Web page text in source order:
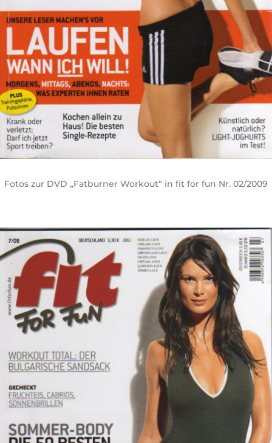
Fotos zur DVD „Fatburner Workout“ in fit for fun Nr. 02/2009